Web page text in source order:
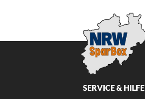
SERVICE & HILFE